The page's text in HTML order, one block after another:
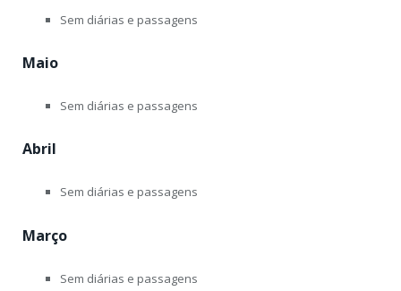
Sem diárias e passagens
Maio
Sem diárias e passagens
Abril
Sem diárias e passagens
Março
Sem diárias e passagens